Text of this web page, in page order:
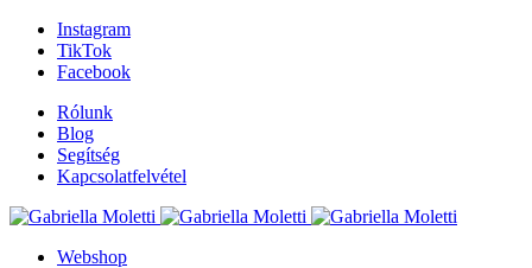
Instagram
TikTok
Facebook
Rólunk
Blog
Segítség
Kapcsolatfelvétel
Webshop